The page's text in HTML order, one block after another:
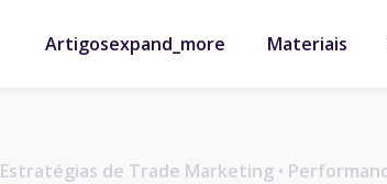
Artigosexpand_more Materiais
Estratégias de Trade Marketing •